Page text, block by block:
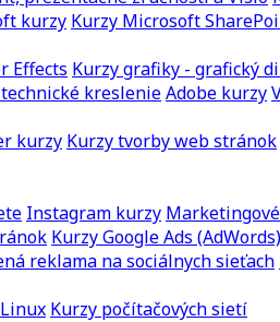
kurzy Kurzy Microsoft
Effects Kurzy grafiky - grafický
kreslenieAdobe kurzy
kurzy Kurzy tvorby web stránok
Instagram kurzy
Kurzy Google Ads (AdWords)
reklama na sociálnych sieťach
Kurzy počítačových sietí